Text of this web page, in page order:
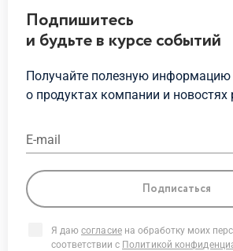
Подпишитесь
и будьтев курсесобытий
Получайте полезную информацию
о продуктах компании и новостях
E-mail
Подписаться
Я даю согласиена обработку моих
соответствии с Политикой